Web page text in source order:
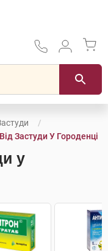
Застуди У Городенці
у